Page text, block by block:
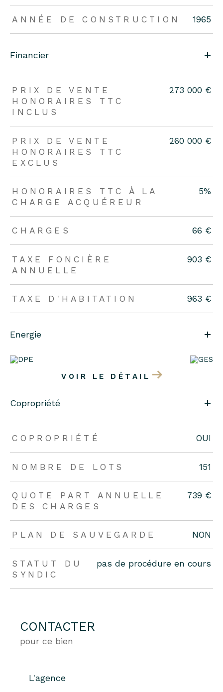
ANNÉE DE CONSTRUCTION 1965
Financier
PRIX DE VENTE
HONORAIRES TTC
INCLUS
273 000 €
PRIX DE VENTE
HONORAIRES TTC
EXCLUS
260 000 €
HONORAIRES TTC À LA
CHARGE ACQUÉREUR
5%
CHARGES 66 €
TAXE FONCIÈRE
ANNUELLE
903 €
TAXE D'HABITATION 963 €
Energie
VOIR LE DÉTAIL
Copropriété
COPROPRIÉTÉ OUI
NOMBRE DE LOTS 151
QUOTE PART ANNUELLE
DES CHARGES
739 €
PLAN DE SAUVEGARDE NON
STATUT DU
SYNDIC
pas de procédure en cours
CONTACTER
pour ce bien
L'agence